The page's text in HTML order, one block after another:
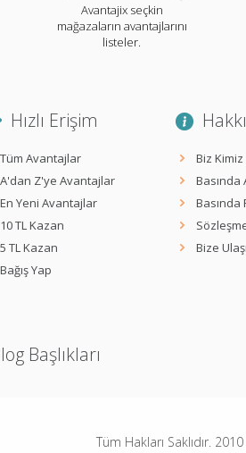
Avantajix seçkin
mağazaların avantajlarını
listeler.
Hızlı Erişim
Tüm Avantajlar
A'dan Z'ye Avantajlar
En Yeni Avantajlar
10 TL Kazan
5 TL Kazan
Bağış Yap
Biz Kimiz
Basında
Basında
Bize
Başlıkları
Tüm Hakları Saklıdır.